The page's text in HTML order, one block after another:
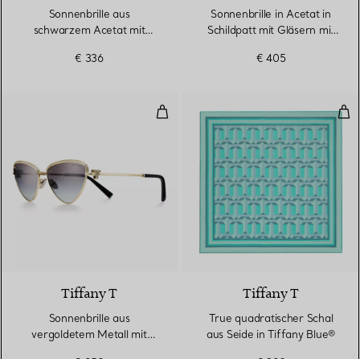
Sonnenbrille aus
schwarzem Acetat mit
€ 336
Sonnenbrille in Acetat in
Schildpatt mit Gläsern mit
€ 405
Sonnenbrille aus vergoldetem
2 Farben
Tiffany T
Sonnenbrille aus
vergoldetem Metall mit
Tiffany T
True quadratischer Schal
aus Seide in Tiffany Blue®